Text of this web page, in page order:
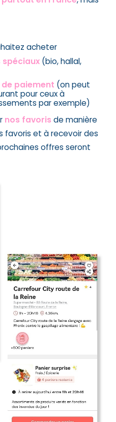
acheter
(bio, hallal,
paiement (on peut
pour ceux à
par exemple)
nos favoris de manière
favoris et à recevoir des
offres seront